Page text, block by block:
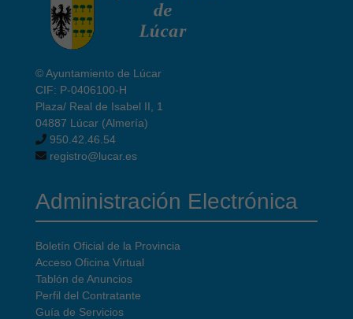
© Ayuntamiento de Lúcar
CIF: P-0406100-H
Plaza/ Real de Isabel II, 1
04887 Lúcar (Almería)
950.42.46.54
registro@lucar.es
Administración Electrónica
Boletín Oficial de la Provincia
Acceso Oficina Virtual
Tablón de Anuncios
Perfil del Contratante
Guía de Servicios